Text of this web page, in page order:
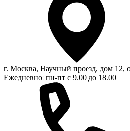
г. Москва, Научный проезд, дом 12,
Ежедневно: пн-пт с 9.00 до 18.00